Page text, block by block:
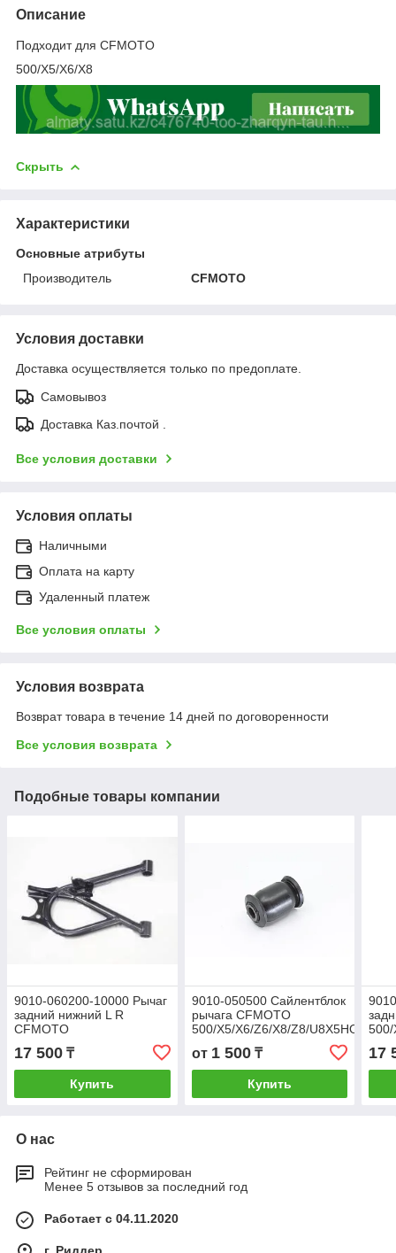
Описание
Подходит для CFMOTO
500/X5/X6/X8
Скрыть
Характеристики
Основные атрибуты
Производитель
CFMOTO
Условия доставки
Доставка осуществляется только по предоплате.
Самовывоз
Доставка Каз.почтой .
Все условия доставки
Условия оплаты
Наличными
Оплата на карту
Удаленный платеж
Все условия оплаты
Условия возврата
Возврат товара в течение 14 дней по договоренности
Все условия возврата
Подобные товары компании
9010-060200-10000 Рычаг
задний нижний L R
CFMOTO
X5HO/X6EPS/X8/X5/500A
17 500 ₸
Купить
9010-050500 Сайлентблок
рычага CFMOTO
500/X5/X6/Z6/X8/Z8/U8X5HO/
от 1 500₸
Купить
500/
17
О нас
Рейтинг не сформирован
Менее 5 отзывов за последний год
Работает с 04.11.2020